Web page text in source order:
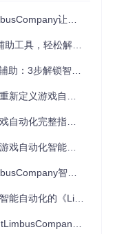
放顺序
化。
资源
略
效率提升300%的秘密
具，轻松解放双手
锁智能辅助新体验
自动化的效能工具
快速掌握终极辅助工具
脚本从入门到精通
放《边狱公司》玩家双手
》游戏辅助解决方案
自动化解决方案全解析